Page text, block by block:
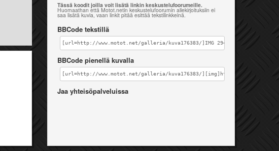
Tässä koodit joilla voit lisätä linkin keskustelufoorumeille.
Huomaathan että Motot.netin keskustelufoorumin allekirjoituksiin ei
saa lisätä kuvia, vaan linkit pitää esittää tekstilinkkeinä.
BBCode tekstillä
[url=http://www.motot.net/galleria/kuva176383/]IMG 2945[/url]
BBCode pienellä kuvalla
[url=http://www.motot.net/galleria/kuva176383/][img]http://
Jaa yhteisöpalveluissa